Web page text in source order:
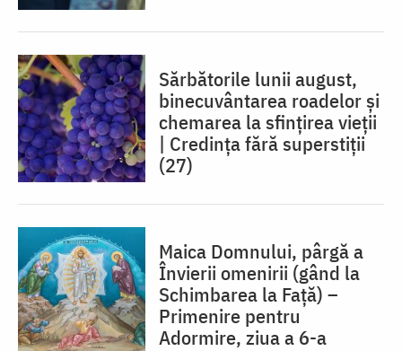
Sărbătorile lunii august,
binecuvântarea roadelor și
chemarea la sfințirea vieții
| Credința fără superstiții
(27)
Maica Domnului, pârgă a
Învierii omenirii (gând la
Schimbarea la Față) –
Primenire pentru
Adormire, ziua a 6-a